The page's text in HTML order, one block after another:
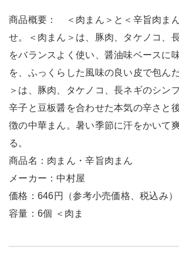
商品概要： ＜肉まん＞と＜辛旨肉ま
せ。＜肉まん＞は、豚肉、タケノコ、
をバランスよく使い、醤油味ベースに
を、ふっくらした風味の良い皮で包ん
＞は、豚肉、タケノコ、長ネギのシン
辛子と豆板醤を合わせた本気の辛さと
徴の中華まん。暑い季節に汗をかいて
る。
商品名：肉まん・辛旨肉まん
メーカー：中村屋
価格：646円（参考小売価格、税込み）
容量：6個 ＜肉ま